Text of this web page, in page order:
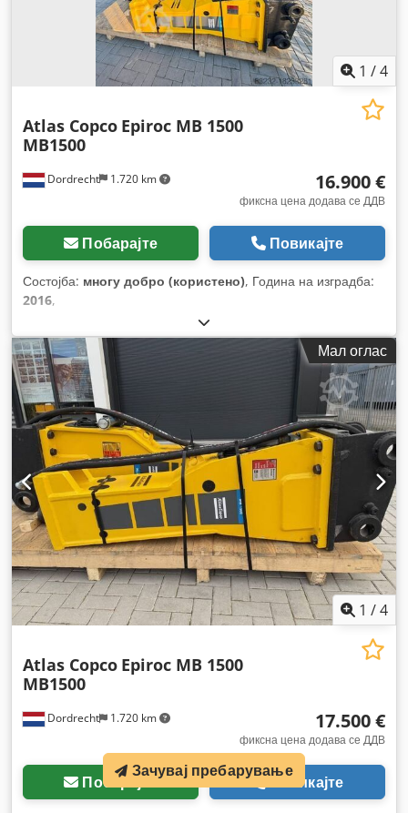
1 /4
Dordrecht 1.720 km
Atlas Copco Epiroc MB 1500
MB1500
16.900 €
фиксна цена додава се ДДВ
Побарајте Повикајте
Состојба: многу добро (користено), Година на изградба:
2016,
Мал оглас
1 /4
Dordrecht 1.720 km
Atlas Copco Epiroc MB 1500
MB1500
17.500 €
фиксна цена додава се ДДВ
Побарајте Повикајте
Зачувај пребарување